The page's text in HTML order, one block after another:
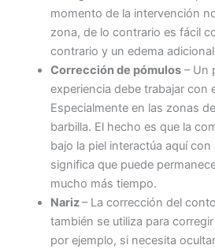
momento de la intervención
zona, de lo contrario es fácil
contrario y un edema
Corrección de pómulos– Un
experiencia debe trabajar con
Especialmente en las zonas
barbilla. El hecho es que la
bajo la piel interactúa aquí
significa que puede
mucho más tiempo.
Nariz– La corrección del
también se utiliza para
por ejemplo, si necesita